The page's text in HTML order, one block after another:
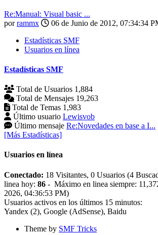
Re:Manual: Visual basic ...
porrammx
06 de Junio de 2012, 07:34:34
Estadísticas SMF
Usuarios en línea
Estadísticas SMF
Total de Usuarios 1,884
Total de Mensajes 19,263
Total de Temas 1,983
Último usuario Lewisvob
Último mensaje Re:Novedades en base a I...
[Más Estadísticas]
Usuarios en línea
Conectado: 18 Visitantes, 0 Usuarios (4
linea hoy: 86 - Máximo en linea siempre:
2026, 04:36:53 PM)
Usuarios activos en los últimos 15 minutos:
Yandex (2), Google (AdSense), Baidu
Theme by SMF Tricks